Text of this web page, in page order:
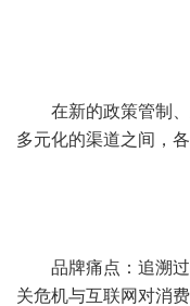
在新的政策管制、
多元化的渠道之间，
品牌痛点：追溯过
关危机与互联网对消